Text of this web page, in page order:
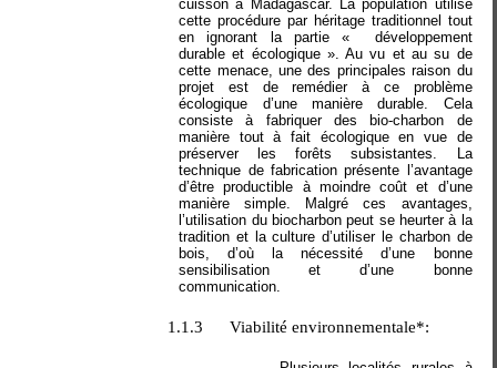
cuisson à Madagascar.
La population utilise
cette procédure par héritage traditionnel tout
en ignorant la partie « développement
durable et écologique ». Au vu et au su de
cette menace, une des principales raison du
projet est de remédier à ce problème
écologique d’une manière durable. Cela
consiste à fabriquer des bio-charbon de
manière tout à fait écologique en vue de
préserver les forêts subsistantes. La
technique de fabrication présente l’avantage
d’être productible à moindre coût et d’une
manière simple. Malgré ces avantages,
l’utilisation du biocharbon peut se heurter à la
tradition et la culture d’utiliser le charbon de
bois, d’où la nécessité d’une bonne
sensibilisation et d’une bonne
communication.
1.1.3 Viabilité environnementale*: